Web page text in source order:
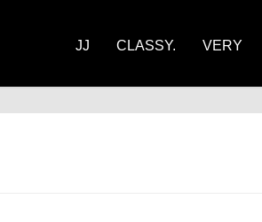
JJ CLASSY. VERY